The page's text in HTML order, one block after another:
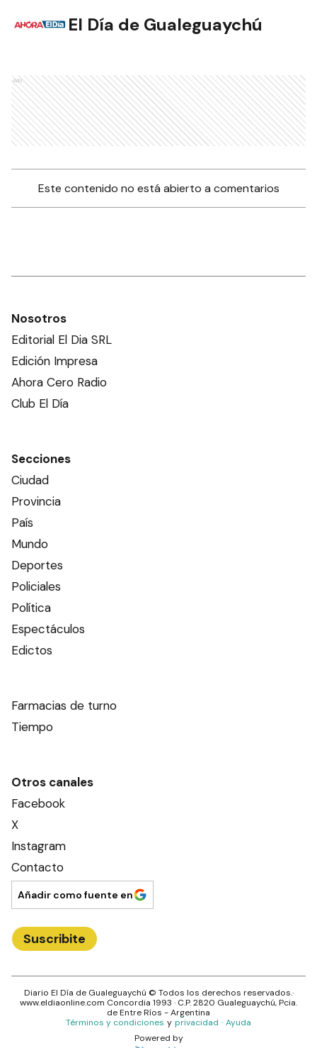
El Día de Gualeguaychú
Ads
Este contenido no está abierto a comentarios
Nosotros
Editorial El Dia SRL
Edición Impresa
Ahora Cero Radio
Club El Día
Secciones
Ciudad
Provincia
País
Mundo
Deportes
Policiales
Política
Espectáculos
Edictos
Farmacias de turno
Tiempo
Otros canales
Facebook
X
Instagram
Contacto
Añadir como fuente en
Suscribite
Diario El Día de Gualeguaychú © Todos los derechos reservados.·
www.eldiaonline.com Concordia 1993 · C.P.2820 Gualeguaychú, Pcia.
deEntre Ríos - Argentina
Términos y condiciones y privacidad · Ayuda
Powered by